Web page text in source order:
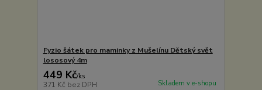
Fyzio šátek pro maminky z Mušelínu Dětský svět
lososový 4m
449 Kč/ks
371 Kč bez DPH Skladem v e-shopu